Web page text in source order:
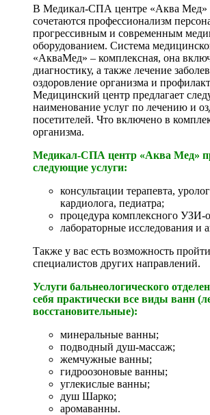
В Медикал-СПА центре «Аква Мед»
сочетаются профессионализм
прогрессивным и современным
оборудованием. Система
«АкваМед» – комплексная, она
диагностику, а также лечение
оздоровление организма и
Медицинский центр предлагает
наименование услуг по лечению и
посетителей. Что включено в
организма.
Медикал-СПА центр «Аква Мед»
следующие услуги:
консультации терапевта,
кардиолога, педиатра;
процедура комплексного УЗИ-
лабораторные исследования и
Также у вас есть возможность
специалистов других направлений.
Услуги бальнеологического
себя практически все виды ванн
восстановительные):
минеральные ванны;
подводный душ-массаж;
жемчужные ванны;
гидроозоновые ванны;
углекислые ванны;
душ Шарко;
аромаванны.